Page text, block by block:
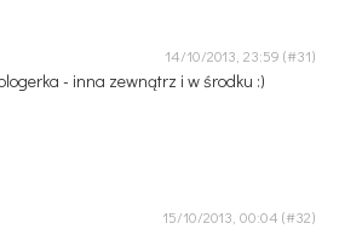
14/10/2013, 23:59
- inna zewnątrz i w środku :)
15/10/2013, 00:04